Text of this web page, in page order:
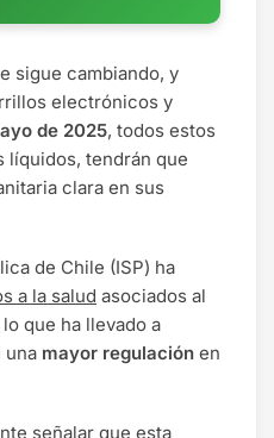
sigue cambiando, y
electrónicos y
de 2025, todos estos
líquidos, tendrán que
clara en sus
de Chile (ISP) ha
a la salud asociados al
que ha llevado a
una mayor regulación en
señalar que esta